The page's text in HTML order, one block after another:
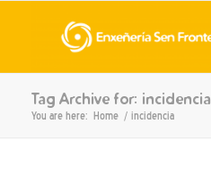
Tag Archive for: incidencia
You are here: Home / incidencia